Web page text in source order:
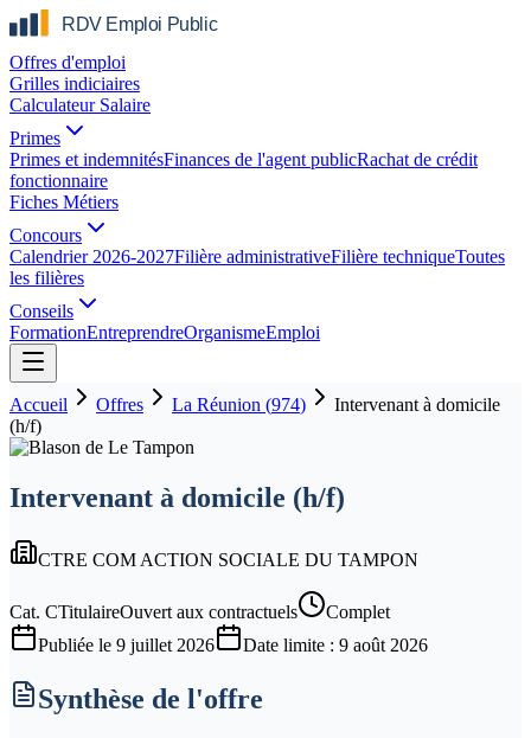
Offres d'emploi
Grilles indiciaires
Calculateur Salaire
Primes
Primes et indemnitésFinances de l'agent publicRachat de crédit
fonctionnaire
Fiches Métiers
Concours
Calendrier 2026-2027Filière administrativeFilière techniqueToutes
les filières
Conseils
FormationEntreprendreOrganismeEmploi
Accueil Offres La Réunion (974)
Intervenant à domicile
(h/f)
Intervenant à domicile (h/f)
CTRE COM ACTION SOCIALE DU TAMPON
Cat. CTitulaireOuvert aux contractuels
Complet
Publiée le 9 juillet 2026 Date limite : 9 août 2026
Synthèse de l'offre